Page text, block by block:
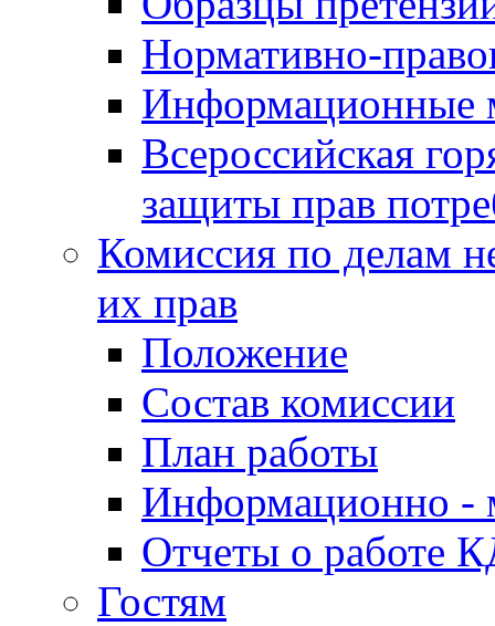
Нормативно-
Информационные
Всероссийская
защиты прав
Комиссия по делам
их прав
Положение
Состав комиссии
План работы
Информационно -
Отчеты о работе
Гостям